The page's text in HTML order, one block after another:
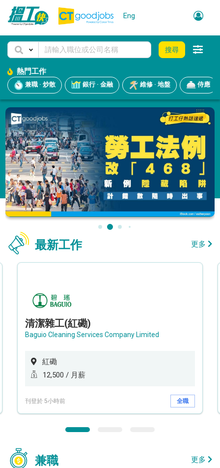
Eng
搜尋
熱門工作
兼職 · 炒散 銀行 · 金融 維修 · 地盤 侍應
最新工作 更多
清潔雜工(紅磡)
Baguio Cleaning Services Company Limited
紅磡
12,500 / 月薪
刊登於 5小時前 全職
兼職 更多